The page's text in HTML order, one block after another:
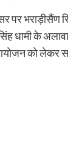
पर भराड़ीसैंण
धामी के
को लेकर